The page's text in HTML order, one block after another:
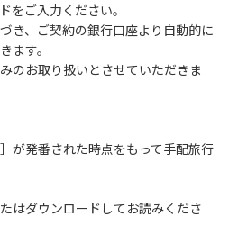
をご入力ください。
き、ご契約の銀行口座より自動的に
ます。
のお取り扱いとさせていただきま
が発番された時点をもって手配旅行
はダウンロードしてお読みくださ